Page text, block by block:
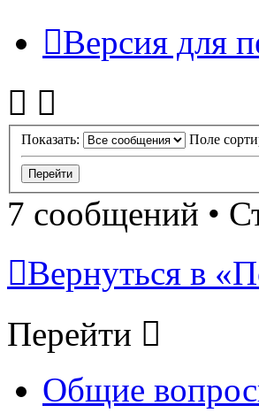
Версия для
Показать: Поле
7 сообщений •
Вернуться в
Перейти
Общие